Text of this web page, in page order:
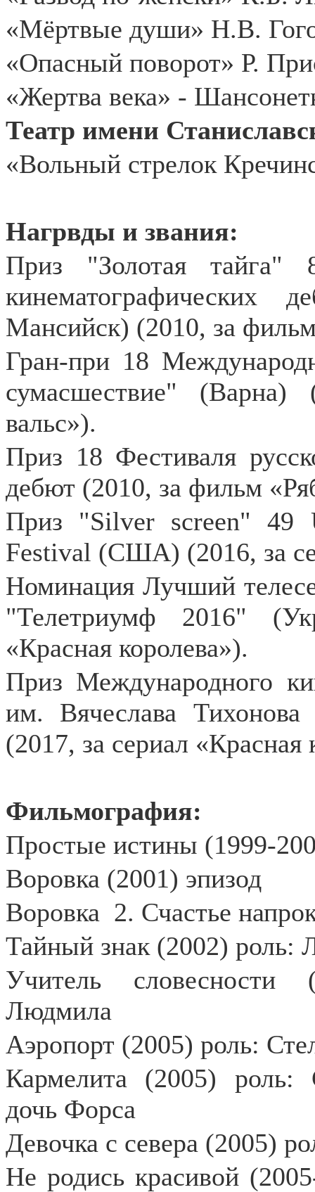
«Мёртвые души» Н.В.
«Опасный поворот» Р.
«Жертва века» -
Театр имени
«Вольный стрелок
Нагрвды и звания:
Приз "Золотая тайга"
Мансийск) (2010, за
Гран-при 18
сумасшествие"
вальс»).
Приз 18 Фестиваля
дебют (2010, за фильм
Приз
"Silver screen" 49
Festival (США) (2016, за
Номинация Лучший
"Телетриумф 2016"
«Красная королева»).
Приз Международного
им. Вячеслава
(2017, за сериал «Красная
Фильмография:
Простые истины (1999-
Воровка (2001) эпизод
Воровка 2. Счастье
Тайный знак (2002) роль:
Учитель словесности
Людмила
Аэропорт (2005) роль:
Кармелита (2005) роль:
дочь Форса
Девочка с севера (2005)
Не родись красивой